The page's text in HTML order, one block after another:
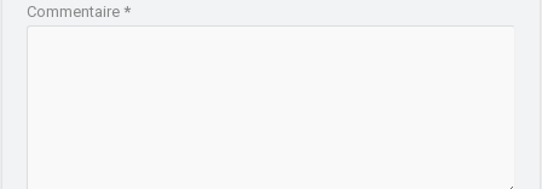
Commentaire*